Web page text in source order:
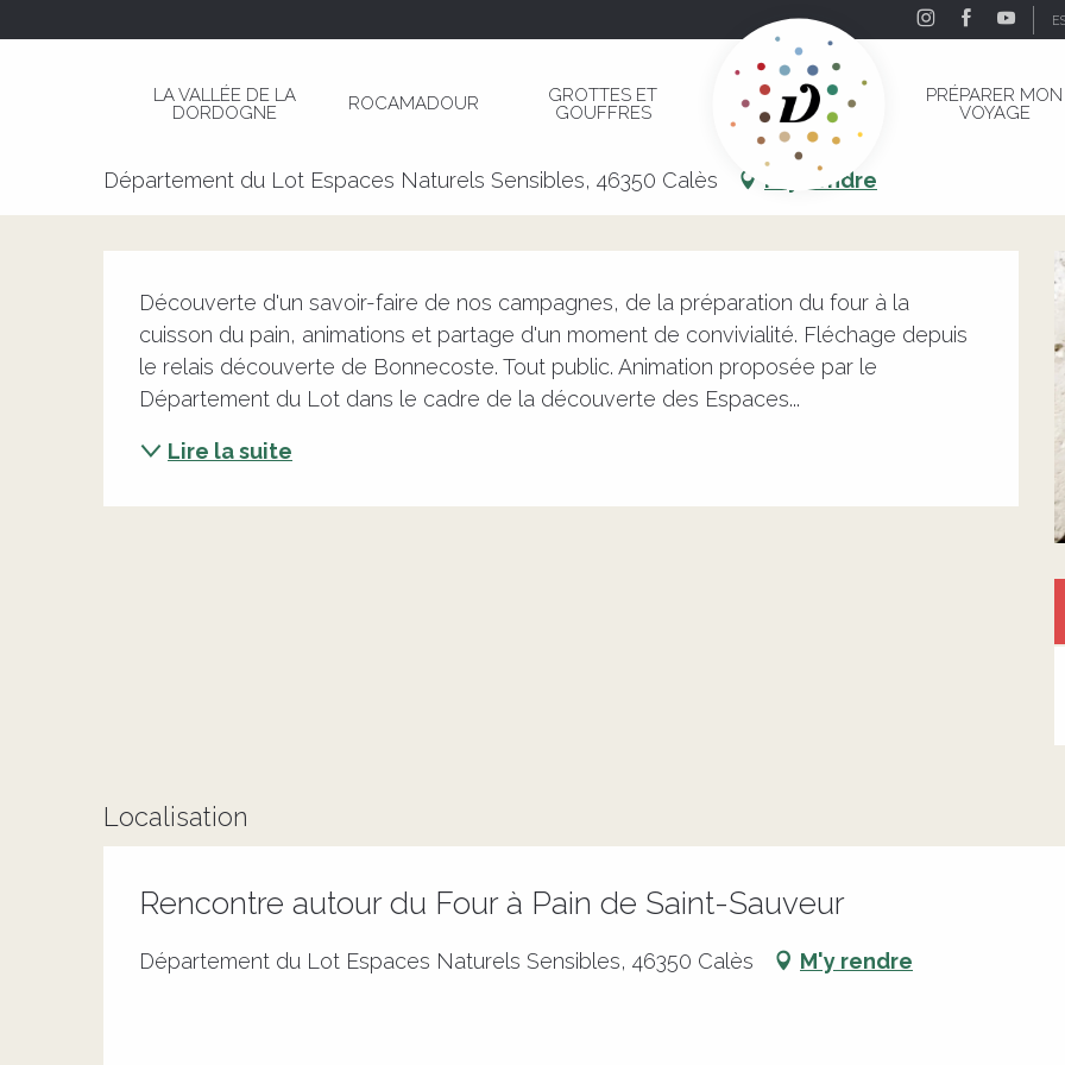
LA VALLÉE DE LA
DORDOGNE
ROCAMADOUR
GROTTES ET
GOUFFRES
PRÉPARER MON
VOYAGE
Rencontre autour du Four à Pain de Saint-Sauveur
Département du Lot Espaces Naturels Sensibles, 46350 Calès M'y rendre
Découverte d'un savoir-faire de nos campagnes, de la préparation du four à la
cuisson du pain, animations et partage d'un moment de convivialité. Fléchage depuis
le relais découverte de Bonnecoste. Tout public. Animation proposée par le
Département du Lot dans le cadre de la découverte des Espaces...
Lire la suite
Localisation
Rencontre autour du Four à Pain de Saint-Sauveur
Département du Lot Espaces Naturels Sensibles, 46350 Calès M'y rendre